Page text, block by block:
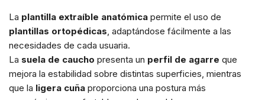
La plantilla extraíble anatómica permite el uso de
plantillas ortopédicas, adaptándose fácilmente a las
necesidades de cada usuaria.
La suela de caucho presenta un perfil de agarre que
mejora la estabilidad sobre distintas superficies, mientras
que la ligera cuña proporciona una postura más